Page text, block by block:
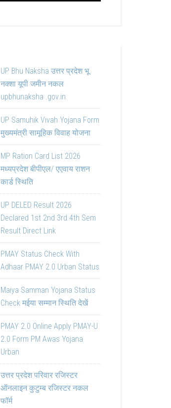
UP Bhu Naksha उत्तर प्रदेश भू
नक्शा यूपी जमीन नकल
upbhunaksha .gov.in
UP Samuhik Vivah Yojana Form
मुख्यमंत्री सामूहिक विवाह योजना
MP Ration Card List 2026
मध्यप्रदेश बीपीएल/ एएवाय राशन
कार्ड स्थिति
UP DELED Result 2026
Declared 1st 2nd 3rd 4th Sem
Result Direct Link
PMAY Status Check With
Adhaar PMAY 2.0 Urban Status
Maiya Samman Yojana Status
Check मईया सम्मान स्थिति देखें
PMAY 2.0 Online Apply PMAY-U
2.0 Form PM Awas Yojana
Urban
उत्तर प्रदेश परिवार रजिस्टर
ऑनलाइन कुटुम्ब रजिस्टर नकल
फॉर्म